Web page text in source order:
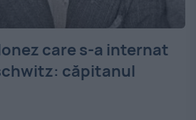
care s-a internat
căpitanul